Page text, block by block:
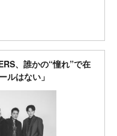
、誰かの“憧れ”で在
ルはない」